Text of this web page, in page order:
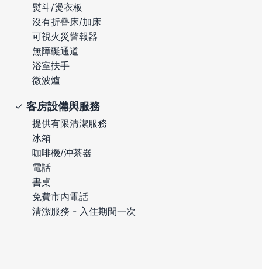
熨斗/燙衣板
沒有折疊床/加床
可視火災警報器
無障礙通道
浴室扶手
微波爐
客房設備與服務
提供有限清潔服務
冰箱
咖啡機/沖茶器
電話
書桌
免費市內電話
清潔服務 - 入住期間一次